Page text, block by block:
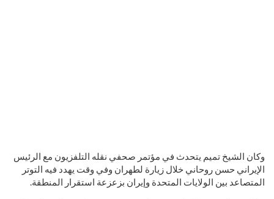
وكان الشيخ تميم يتحدث في مؤتمر صحفي نقله التلفزيون مع الرئيس
الإيراني حسن روحاني خلال زيارة لطهران وفي وقت يهدد فيه التوتر
المتصاعد بين الولايات المتحدة وإيران بزعزعة استقرار المنطقة.